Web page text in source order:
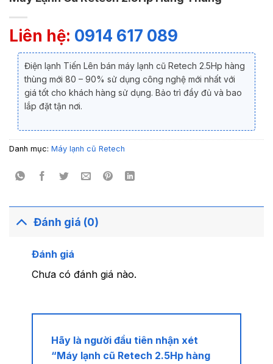
Liên hệ: 0914 617 089
Điện lạnh Tiến Lên bán máy lạnh cũ Retech 2.5Hp hàng
thùng mới 80 – 90% sử dụng công nghệ mới nhất với
giá tốt cho khách hàng sử dụng. Bảo trì đầy đủ và bao
lắp đặt tận nơi.
Danh mục: Máy lạnh cũ Retech
Đánh giá (0)
Đánh giá
Chưa có đánh giá nào.
Hãy là người đầu tiên nhận xét
“Máy lạnh cũ Retech 2.5Hp hàng